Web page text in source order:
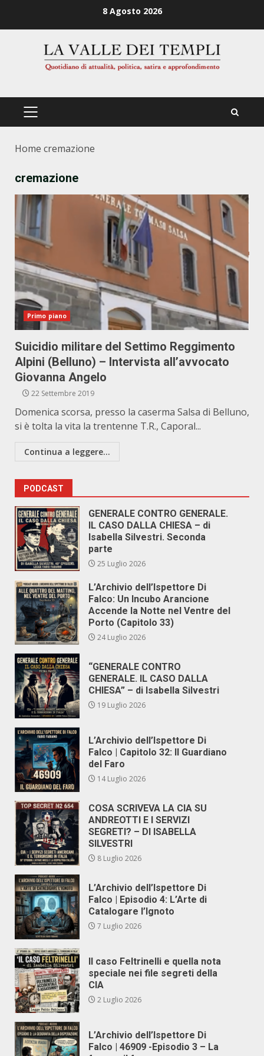
8 Agosto 2026
PRIMÄRES
Home cremazione
cremazione
Primo piano
Suicidio militare del Settimo Reggimento
Alpini (Belluno) – Intervista all’avvocato
Giovanna Angelo
22 Settembre 2019
Domenica scorsa, presso la caserma Salsa di Belluno,
si è tolta la vita la trentenne T.R., Caporal...
Continua a leggere...
PODCAST
GENERALE CONTRO GENERALE.
IL CASO DALLA CHIESA – di
Isabella Silvestri. Seconda
parte
25 Luglio 2026
L’Archivio dell’Ispettore Di
Falco: Un Incubo Arancione
Accende la Notte nel Ventre del
Porto (Capitolo 33)
24 Luglio 2026
“GENERALE CONTRO
GENERALE. IL CASO DALLA
CHIESA” – di Isabella Silvestri
19 Luglio 2026
L’Archivio dell’Ispettore Di
Falco | Capitolo 32: Il Guardiano
del Faro
14 Luglio 2026
COSA SCRIVEVA LA CIA SU
ANDREOTTI E I SERVIZI
SEGRETI? – DI ISABELLA
SILVESTRI
8 Luglio 2026
L’Archivio dell’Ispettore Di
Falco | Episodio 4: L’Arte di
Catalogare l’Ignoto
7 Luglio 2026
Il caso Feltrinelli e quella nota
speciale nei file segreti della
CIA
2 Luglio 2026
L’Archivio dell’Ispettore Di
Falco | 46909 -Episodio 3 – La